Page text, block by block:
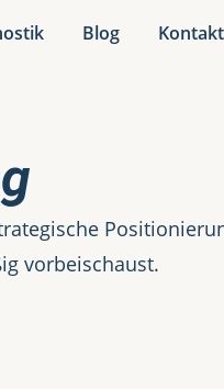
Blog Kontakt
vorbeischaust.